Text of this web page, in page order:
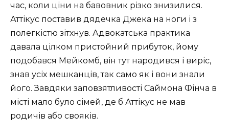
час, коли ціни на бавовник різко знизилися.
Аттікус поставив дядечка Джека на ноги і з
полегкістю зітхнув. Адвокатська практика
давала цілком пристойний прибуток, йому
подобався Мейкомб, він тут народився і виріс,
знав усіх мешканців, так само як і вони знали
його. Завдяки заповзятливості Саймона Фінча в
місті мало було сімей, де б Аттікус не мав
родичів або свояків.